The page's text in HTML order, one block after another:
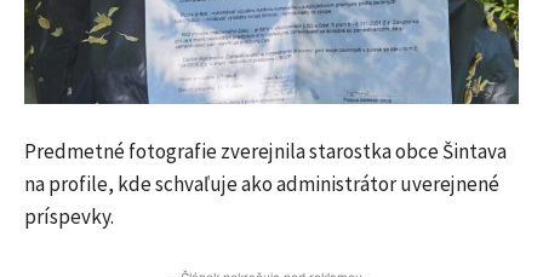
Predmetné fotografie zverejnila starostka obce Šintava
na profile, kde schvaľuje ako administrátor uverejnené
príspevky.